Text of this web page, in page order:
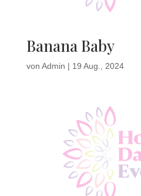
Banana Baby
von Admin | 19 Aug., 2024